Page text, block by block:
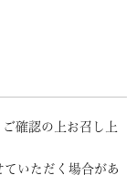
確認の上お召し上
いただく場合があ